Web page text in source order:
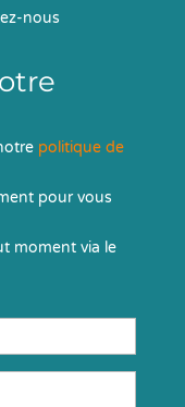
nous
politique de
pour vous
moment via le